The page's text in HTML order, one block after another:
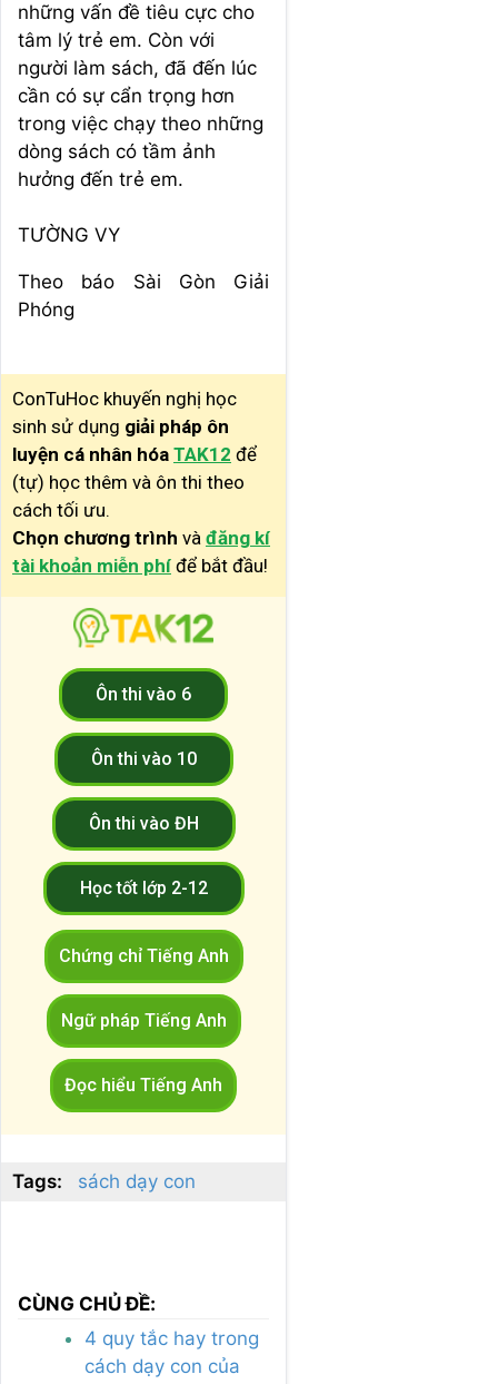
những vấn đề tiêu cực cho
tâm lý trẻ em. Còn với
người làm sách, đã đến lúc
cần có sự cẩn trọng hơn
trong việc chạy theo những
dòng sách có tầm ảnh
hưởng đến trẻ em.
TƯỜNG VY
Theo báo Sài Gòn Giải
Phóng
ConTuHoc khuyến nghị học
sinh sử dụng giải pháp ôn
luyện cá nhân hóa TAK12 để
(tự) học thêm và ôn thi theo
cách tối ưu.
Chọn chương trình và đăng kí
tài khoản miễn phí để bắt đầu!
Ôn thi vào 6
Ôn thi vào 10
Ôn thi vào ĐH
Học tốt lớp 2-12
Chứng chỉ Tiếng Anh
Ngữ pháp Tiếng Anh
Đọc hiểu Tiếng Anh
Tags: sách dạy con
CÙNG CHỦ ĐỀ:
4 quy tắc hay trong
cách dạy con của